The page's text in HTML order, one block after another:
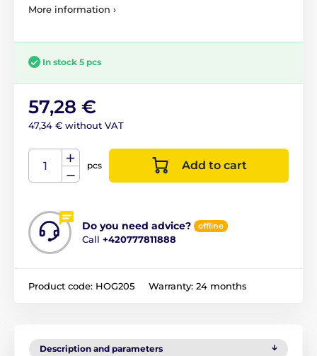
More information ›
In stock 5 pcs
57,28 €
47,34 € without VAT
pcs Add to cart
Do you need advice? offline
Call +420777811888
Product code: HOG205 Warranty: 24 months
Description and parameters